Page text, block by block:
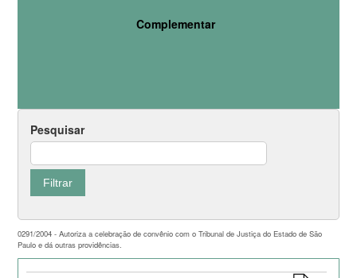
Complementar
Pesquisar
0291/2004 - Autoriza a celebração de convênio com o Tribunal de Justiça do Estado de São
Paulo e dá outras providências.